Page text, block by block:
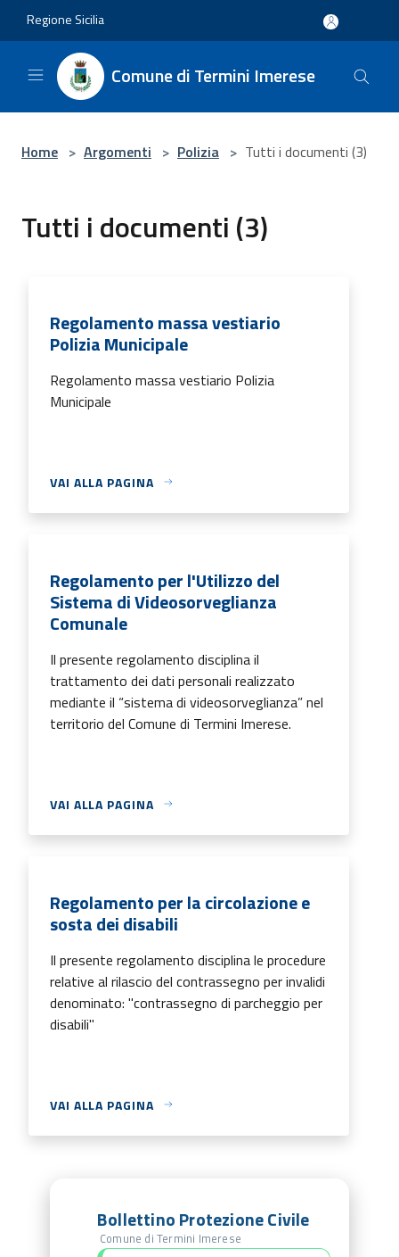
Regione Sicilia
Comune di Termini Imerese
Home > Argomenti > Polizia > Tutti i documenti (3)
Tutti i documenti (3)
Regolamento massa vestiario
Polizia Municipale
Regolamento massa vestiario Polizia
Municipale
VAI ALLA PAGINA
Regolamento per l'Utilizzo del
Sistema di Videosorveglianza
Comunale
Il presente regolamento disciplina il
trattamento dei dati personali realizzato
mediante il “sistema di videosorveglianza” nel
territorio del Comune di Termini Imerese.
VAI ALLA PAGINA
Regolamento per la circolazione e
sosta dei disabili
Il presente regolamento disciplina le procedure
relative al rilascio del contrassegno per invalidi
denominato: "contrassegno di parcheggio per
disabili"
VAI ALLA PAGINA
Bollettino Protezione Civile
Comune di Termini Imerese